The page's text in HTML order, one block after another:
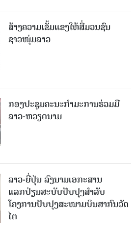
ສ້າງຄວາມເຂັ້ມແຂງໃຫ້ສື່ມວນຊົນ
ຊາວໜຸ່ມລາວ
ກອງປະຊຸມຄະນະກຳມະການຮ່ວມມື
ລາວ-ຫວຽດນາມ
ລາວ-ຍີ່ປຸ່ນ ລົງນາມເອກະສານ
ແລກປ່ຽນສະບັບປັບປຸງສໍາລັບ
ໂຄງການປັບປຸງສະໜາມບິນສາກົນວັດ
ໄຕ